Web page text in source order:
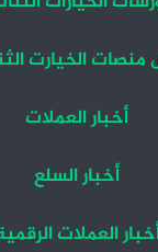
منصات الخيارت
أخبار العملات
أخبار السلع
العملات